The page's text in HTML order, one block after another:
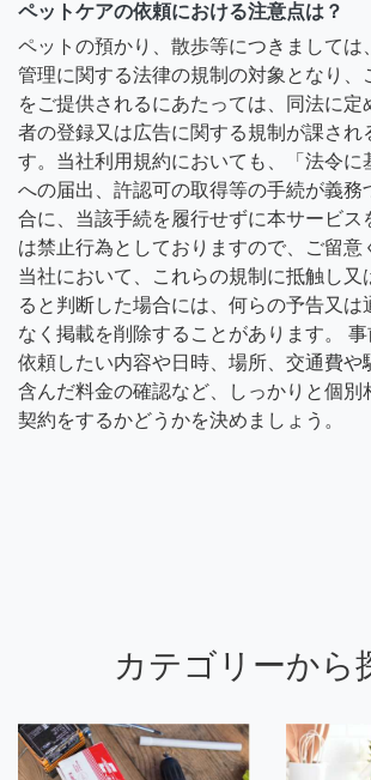
ペットケアの依頼における注意点は？
ペットの預かり、散歩等につきましては
管理に関する法律の規制の対象となり、
をご提供されるにあたっては、同法に定
者の登録又は広告に関する規制が課され
す。当社利用規約においても、「法令に
への届出、許認可の取得等の手続が義務
合に、当該手続を履行せずに本サービス
は禁止行為としておりますので、ご留意
当社において、これらの規制に抵触し又
ると判断した場合には、何らの予告又は
なく掲載を削除することがあります。
依頼したい内容や日時、場所、交通費や
含んだ料金の確認など、しっかりと個別
契約をするかどうかを決めましょう。
カテゴリーから